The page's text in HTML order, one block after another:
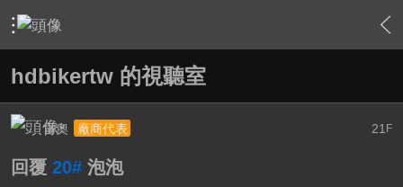
› 家庭劇院 › 我的家庭劇院 › 內容
hdbikertw 的視聽室
21 F
雷奧 廠商代表
回覆 20# 泡泡